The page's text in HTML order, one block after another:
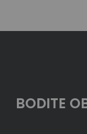
BODITE